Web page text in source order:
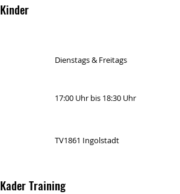
Kinder
Dienstags & Freitags
17:00 Uhr bis 18:30 Uhr
TV1861 Ingolstadt
Kader Training